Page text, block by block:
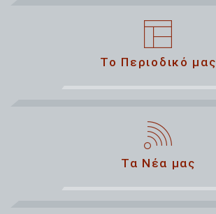
Το Περιοδικό μας
Τα Νέα μας